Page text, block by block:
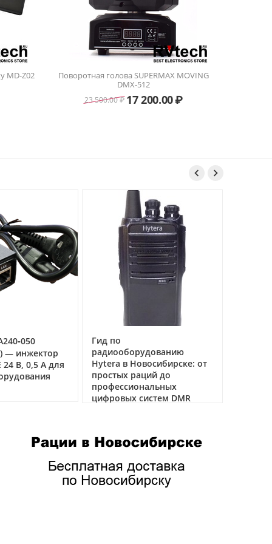
Поворотная голова SUPERMAX MOVING
₽17 200.00₽
 
Гид по
радиооборудованию
Hytera в Новосибирске: от
простых раций до
профессиональных
цифровых систем DMR
речная
связи на воде